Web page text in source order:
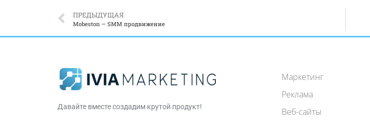
ПРЕДЫДУЩАЯ
Mobeston — SMM продвижение
Давайте вместе создадим крутой продукт!
Маркетинг
Реклама
Веб-сайты